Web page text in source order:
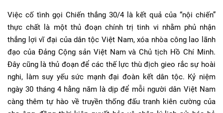
Việc cố tình gọi Chiến thắng 30/4 là kết quả của “nội chiến”
thực chất là một thủ đoạn chính trị tinh vi nhằm phủ nhận
thắng lợi vĩ đại của dân tộc Việt Nam, xóa nhòa công lao lãnh
đạo của Đảng Cộng sản Việt Nam và Chủ tịch Hồ Chí Minh.
Đây cũng là thủ đoạn để các thế lực thù địch gieo rắc sự hoài
nghi, làm suy yếu sức mạnh đại đoàn kết dân tộc. Kỷ niệm
ngày 30 tháng 4 hằng năm là dịp để mỗi người dân Việt Nam
càng thêm tự hào về truyền thống đấu tranh kiên cường của